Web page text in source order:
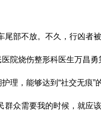
部不放。不久，行凶者
烧伤整形科医生万昌勇
，能够达到“社交无痕”
众需要我的时候，就